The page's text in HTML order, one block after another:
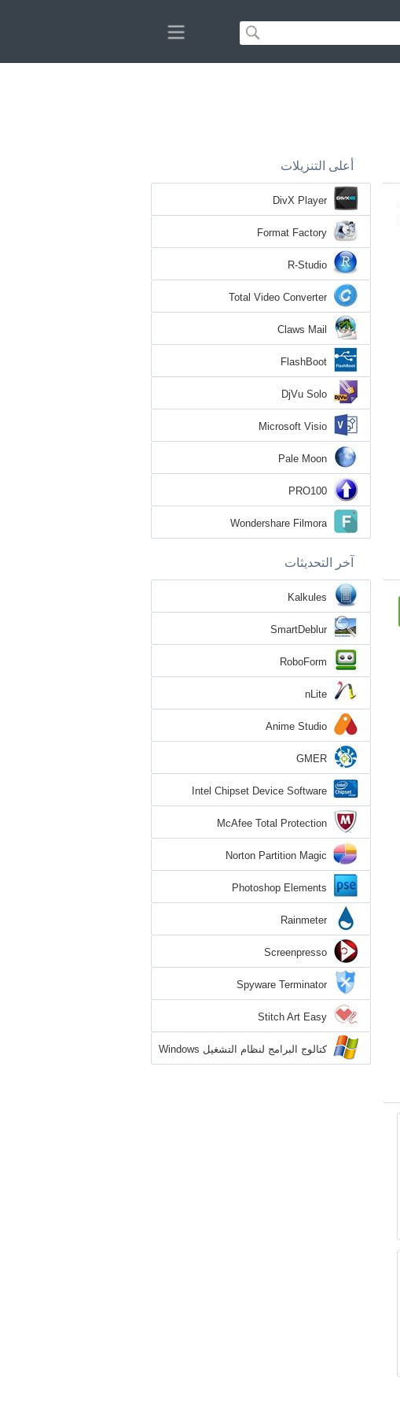
أعلى التنزيلات
DivX Player
Format Factory
R-Studio
Total Video Converter
Claws Mail
FlashBoot
DjVu Solo
Microsoft Visio
Pale Moon
PRO100
Wondershare Filmora
آخر التحديثات
Kalkules
SmartDeblur
RoboForm
nLite
Anime Studio
GMER
Intel Chipset Device Software
McAfee Total Protection
Norton Partition Magic
Photoshop Elements
Rainmeter
Screenpresso
Spyware Terminator
Stitch Art Easy
كتالوج البرامج لنظام التشغيل Windows
7